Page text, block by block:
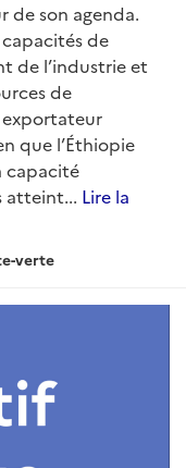
de son agenda.
de
de l’industrie et
de
que l’Éthiopie
capacité
atteint... Lire la
verte